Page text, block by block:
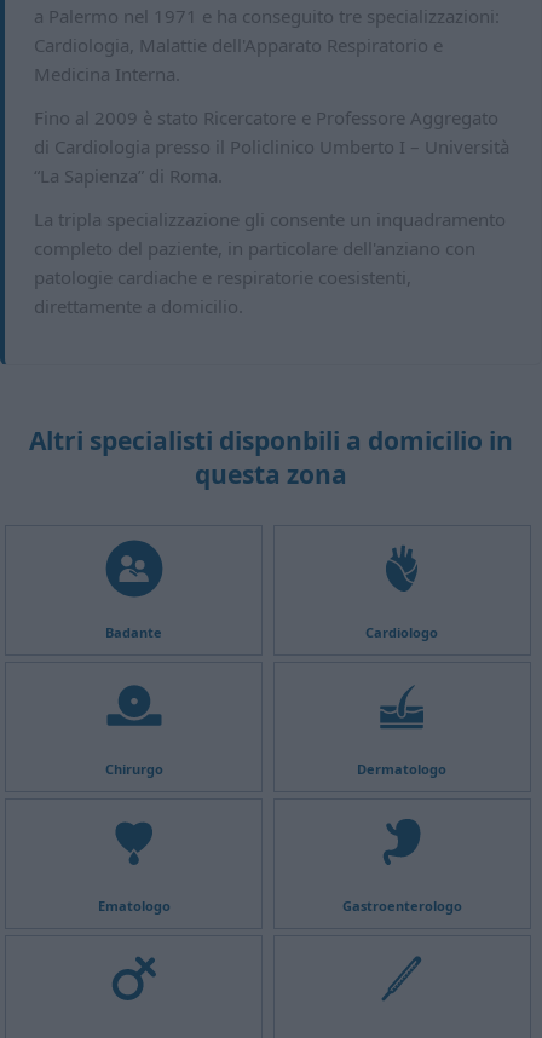
a Palermo nel 1971 e ha conseguito tre specializzazioni:
Cardiologia, Malattie dell'Apparato Respiratorio e
Medicina Interna.
Fino al 2009 è stato Ricercatore e Professore Aggregato
di Cardiologia presso il Policlinico Umberto I – Università
“La Sapienza” di Roma.
La tripla specializzazione gli consente un inquadramento
completo del paziente, in particolare dell'anziano con
patologie cardiache e respiratorie coesistenti,
direttamente a domicilio.
Altri specialisti disponbili a domicilio in
questa zona
Badante Cardiologo
Chirurgo Dermatologo
Ematologo Gastroenterologo